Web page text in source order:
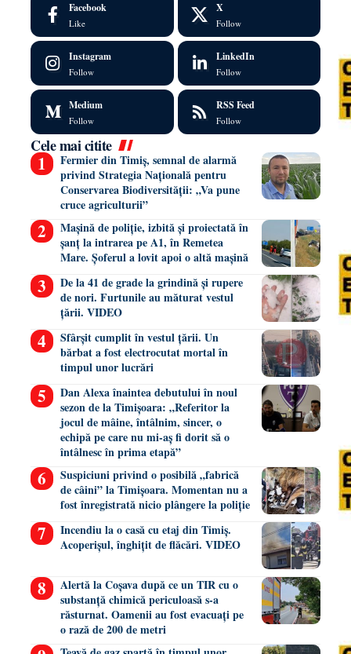
Facebook
Like
X
Follow
Instagram
Follow
LinkedIn
Follow
Medium
Follow
RSS Feed
Follow
Cele mai citite
Fermier din Timiș, semnal de alarmă
privind Strategia Națională pentru
Conservarea Biodiversității: „Va pune
cruce agriculturii”
Mașină de poliție, izbită și proiectată în
șanț la intrarea pe A1, în Remetea
Mare. Șoferul a lovit apoi o altă mașină
De la 41 de grade la grindină și rupere
de nori. Furtunile au măturat vestul
țării. VIDEO
Sfârșit cumplit în vestul țării. Un
bărbat a fost electrocutat mortal în
timpul unor lucrări
Dan Alexa înaintea debutului în noul
sezon de la Timișoara: „Referitor la
jocul de mâine, întâlnim, sincer, o
echipă pe care nu mi-aș fi dorit să o
întâlnesc în prima etapă”
Suspiciuni privind o posibilă „fabrică
de câini” la Timișoara. Momentan nu a
fost înregistrată nicio plângere la poliție
Incendiu la o casă cu etaj din Timiș.
Acoperișul, înghițit de flăcări. VIDEO
Alertă la Coșava după ce un TIR cu o
substanță chimică periculoasă s-a
răsturnat. Oamenii au fost evacuați pe
o rază de 200 de metri